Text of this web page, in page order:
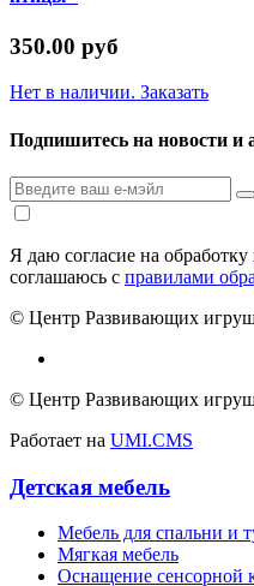
350.00 руб
Нет в наличии. Заказать
Подпишитесь на новости и
Я даю согласие на
соглашаюсь с правилами
© Центр Развивающих
© Центр Развивающих
Работает на UMI.CMS
Детская мебель
Мебель для спальни и
Мягкая мебель
Оснащение сенсорной